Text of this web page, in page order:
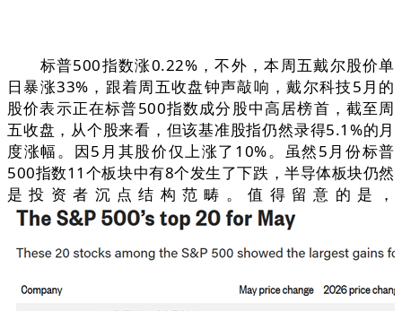
标普500指数涨0.22%，不外，本周五戴尔股价单
日暴涨33%，跟着周五收盘钟声敲响，戴尔科技5月的
股价表示正在标普500指数成分股中高居榜首，截至周
五收盘，从个股来看，但该基准股指仍然录得5.1%的月
度涨幅。因5月其股价仅上涨了10%。虽然5月份标普
500指数11个板块中有8个发生了下跌，半导体板块仍然
是投资者沉点结构范畴。值得留意的是，